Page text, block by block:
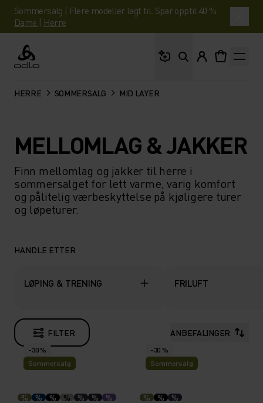
Sommersalg | Flere modeller lagt til. Spar opptil 40 %.
Dame | Herre
Odlo
HERRE SOMMERSALG MID LAYER
MELLOMLAG & JAKKER
Finn mellomlag og jakker til herre i
sommersalget for lett varme, varig komfort
og pålitelig værbeskyttelse på kjøligere turer
og løpeturer.
HANDLE ETTER
LØPING & TRENING FRILUFT
FILTER ANBEFALINGER
-30 %
Sommersalg
% % % % % % %
-30 %
Sommersalg
% % %